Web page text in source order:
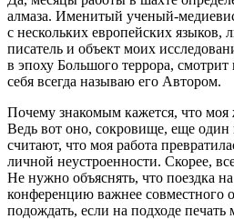
алмаза. Именитый ученый-
с нескольких европейских языков,
писатель и объект моих
в эпоху Большого террора, смотрит
себя всегда называю его Автором.
Почему знакомым кажется, что
Ведь вот оно, сокровище, еще один
считают, что моя работа
личной неустроенности. Скорее,
Не нужно объяснять, что поездка
конференцию важнее совместного
подождать, если на подходе печать